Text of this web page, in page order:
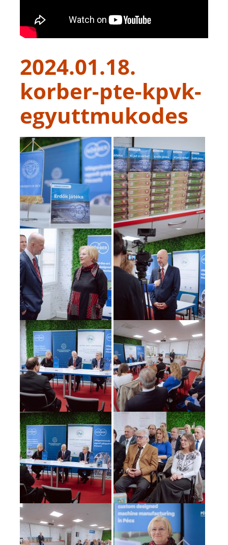
2024.01.18.
korber-pte-kpvk-
egyuttmukodes